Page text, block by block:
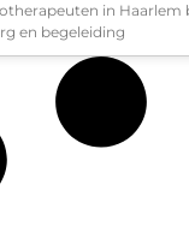
in Haarlem
en begeleiding